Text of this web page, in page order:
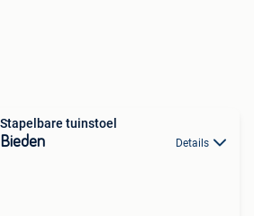
Stapelbare tuinstoel
Bieden Details